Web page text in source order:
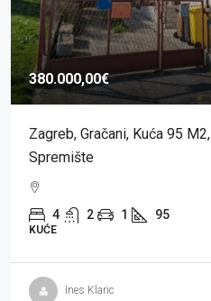
380.000,00€
Zagreb, Gračani, Kuća 95
Spremište
4 2 1 95
KUĆE
Ines Klaric